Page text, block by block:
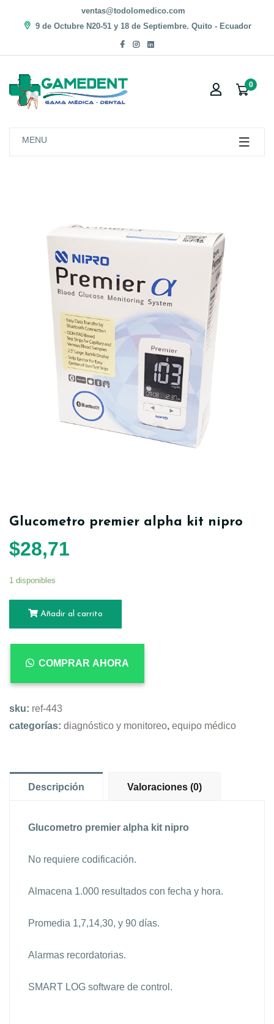
ventas@todolomedico.com
9 de Octubre N20-51 y 18 de Septiembre. Quito - Ecuador
0
MENU
Glucometro premier alpha kit nipro
$28,71
1 disponibles
Añadir al carrito
COMPRAR AHORA
sku: ref-443
categorías: diagnóstico y monitoreo, equipo médico
Descripción Valoraciones (0)
Glucometro premier alpha kit nipro
No requiere codificación.
Almacena 1.000 resultados con fecha y hora.
Promedia 1,7,14,30, y 90 días.
Alarmas recordatorias.
SMART LOG software de control.